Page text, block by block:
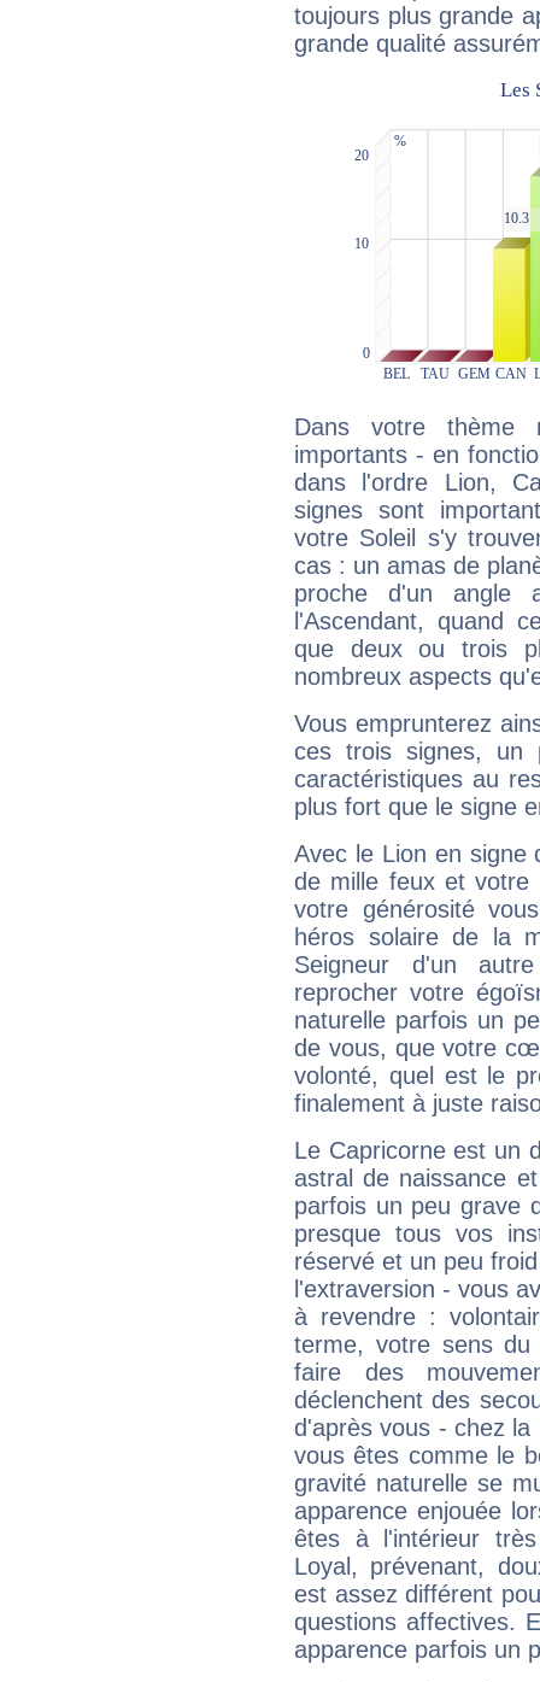
toujours plus grande
grande qualité
Dans votre thème
importants - en
dans l'ordre Lion,
signes sont
votre Soleil s'y
cas : un amas de
proche d'un
l'Ascendant, quand
que deux ou trois
nombreux aspects
Vous emprunterez
ces trois signes, un
caractéristiques au
plus fort que le signe
Avec le Lion en signe
de mille feux et votre
votre générosité
héros solaire de la
Seigneur d'un
reprocher votre
naturelle parfois un
de vous, que votre
volonté, quel est le
finalement à juste
Le Capricorne est un
astral de naissance
parfois un peu grave
presque tous vos
réservé et un peu
l'extraversion - vous
à revendre :
terme, votre sens
faire des
déclenchent des
d'après vous - chez
vous êtes comme le
gravité naturelle se
apparence enjouée
êtes à l'intérieur
Loyal, prévenant,
est assez différent
questions affectives.
apparence parfois un